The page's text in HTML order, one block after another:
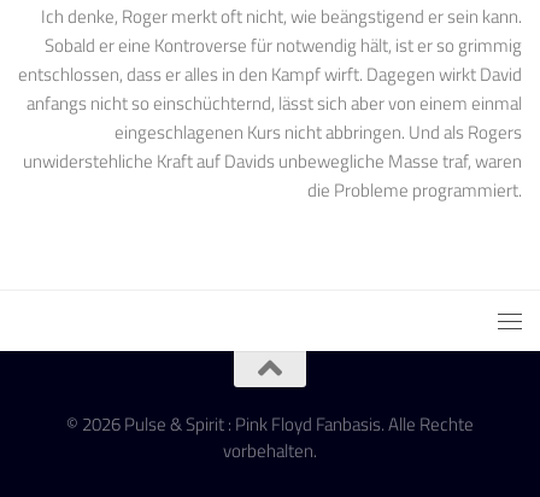
Ich denke, Roger merkt oft nicht, wie beängstigend er sein kann.
Sobald er eine Kontroverse für notwendig hält, ist er so grimmig
entschlossen, dass er alles in den Kampf wirft. Dagegen wirkt David
anfangs nicht so einschüchternd, lässt sich aber von einem einmal
eingeschlagenen Kurs nicht abbringen. Und als Rogers
unwiderstehliche Kraft auf Davids unbewegliche Masse traf, waren
die Probleme programmiert.
© 2026 Pulse & Spirit : Pink Floyd Fanbasis. Alle Rechte
vorbehalten.